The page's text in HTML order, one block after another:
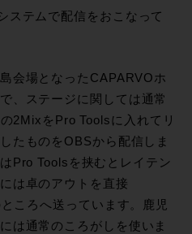
ステムで配信をおこなって
会場となったCAPARVOホ
、ステージに関しては通常
2MixをPro Toolsに入れてリ
たものをOBSから配信しま
Pro Toolsを挟むとレイテン
は卓のアウトを直接
ころへ送っています。鹿児
は通常のころがしを使いま